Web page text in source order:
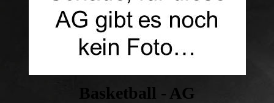
Basketball - AG